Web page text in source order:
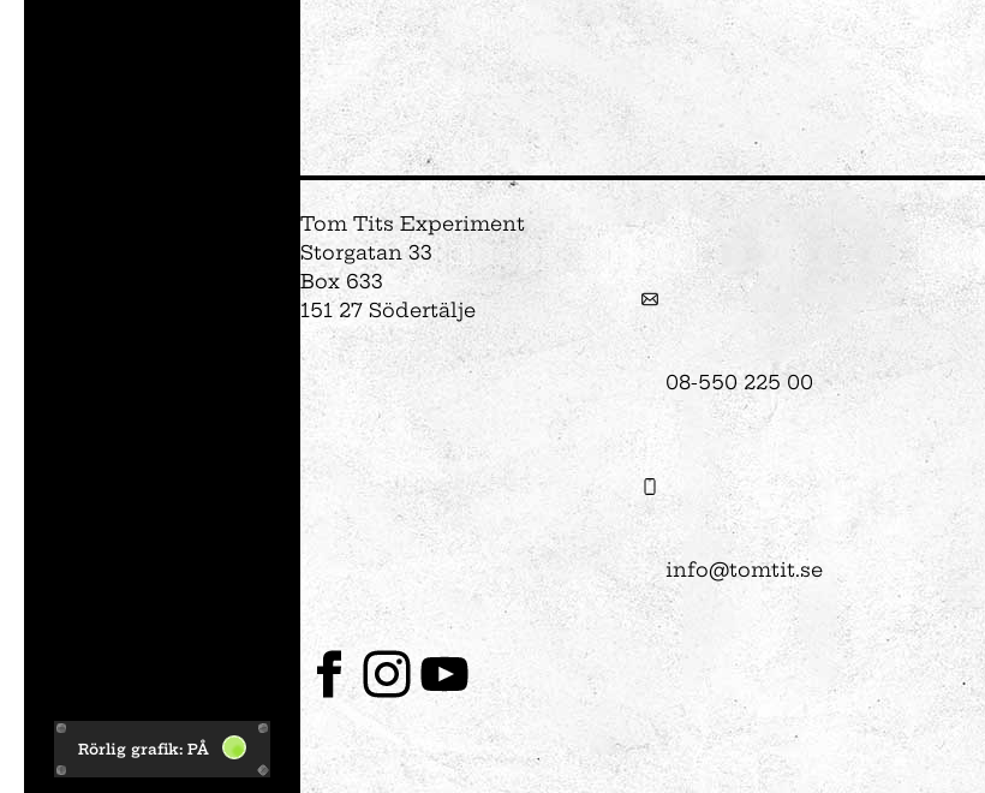
Rörlig grafik: PÅ
Tom Tits Experiment
Storgatan 33
Box 633
151 27 Södertälje
08-550 225 00
info@tomtit.se
FacebookInstagram
Youtube